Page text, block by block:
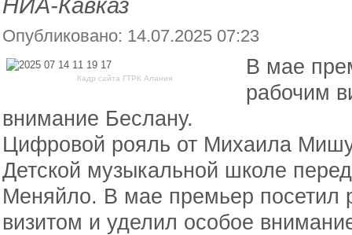
НИА-Кавказ
Опубликовано: 14.07.2025 07:23
Кадр сайта ГТРК Алания
В мае
рабочим
внимание Беслану.
Цифровой рояль от Михаила
Детской музыкальной школе
Меняйло. В мае премьер посетил
визитом и уделил особое